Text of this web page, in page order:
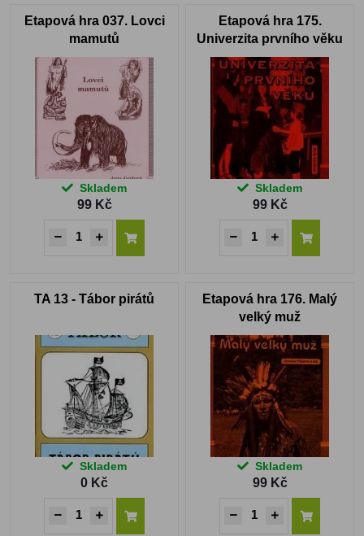
Etapová hra 037. Lovci
mamutů
Skladem
99 Kč
Etapová hra 175.
Univerzita prvního věku
Skladem
99 Kč
TA 13 - Tábor pirátů
Skladem
0 Kč
Etapová hra 176. Malý
velký muž
Skladem
99 Kč